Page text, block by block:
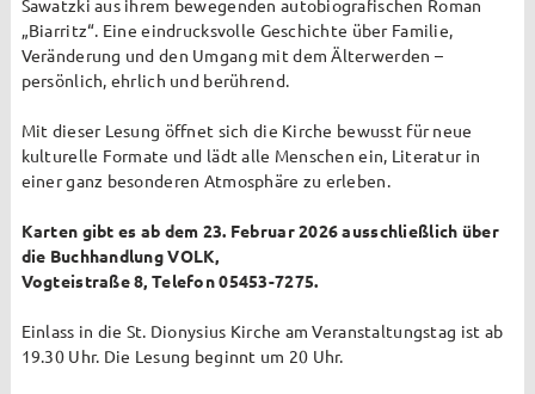
Pastoraler Raum
Open Air Gottesdienst in Steinbeck
2026
Seelsorgeteam
Pfarrbüro
Sawatzki aus ihrem bewegenden autobiografischen Roman
„Biarritz“. Eine eindrucksvolle Geschichte über Familie,
Veränderung und den Umgang mit dem Älterwerden –
persönlich, ehrlich und berührend.
Mit dieser Lesung öffnet sich die Kirche bewusst für neue
kulturelle Formate und lädt alle Menschen ein, Literatur in
einer ganz besonderen Atmosphäre zu erleben.
Karten gibt es ab dem 23. Februar 2026 ausschließlich über
die Buchhandlung VOLK,
Vogteistraße 8, Telefon 05453-7275.
Einlass in die St. Dionysius Kirche am Veranstaltungstag ist ab
19.30 Uhr. Die Lesung beginnt um 20 Uhr.